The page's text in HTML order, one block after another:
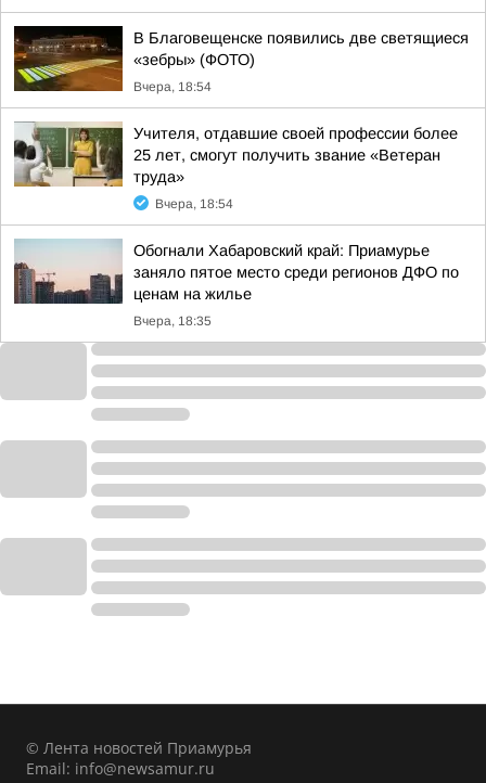
В Благовещенске появились две светящиеся
«зебры» (ФОТО)
Вчера, 18:54
Учителя, отдавшие своей профессии более
25 лет, смогут получить звание «Ветеран
труда»
Вчера, 18:54
Обогнали Хабаровский край: Приамурье
заняло пятое место среди регионов ДФО по
ценам на жилье
Вчера, 18:35
© Лента новостей Приамурья
Email: info@newsamur.ru